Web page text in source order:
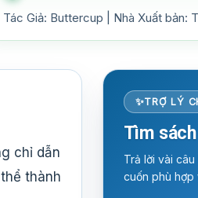
Tác Giả: Buttercup | Nhà Xuất bản:
chỉ dẫn
thành
TRỢ LÝ
Tìm
Trả lời vài
cuốn phù hợp